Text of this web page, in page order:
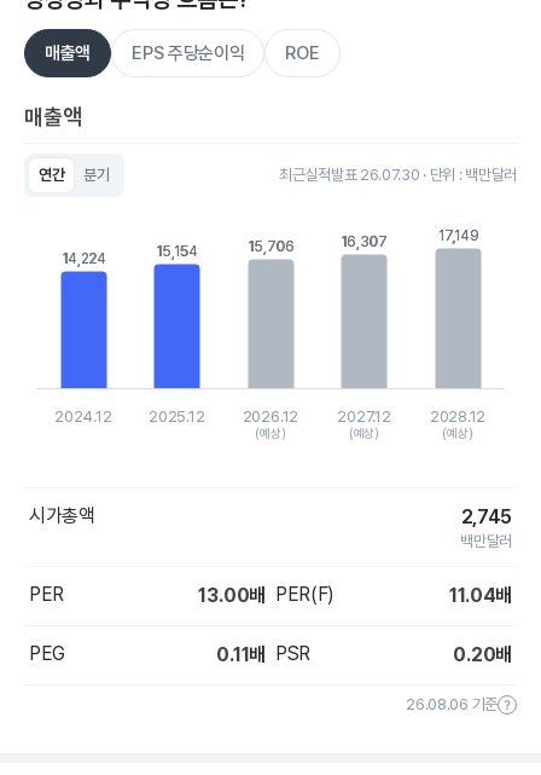
매출액 EPS 주당순이익 ROE
매출액
연간 분기 최근실적발표 26.07.30 · 단위 : 백만달러
View as data table, Chart
The chart has 1 X axis displaying categories.
14,224
14,224 15,154
15,154 15,706
15,706 16,307
16,307 17,149
17,149
2024.12 2025.12 2026.12
(예상)
2027.12
(예상)
2028.12
(예상)
시가총액 2,745
백만달러
PER 13.00배 PER(F) 11.04배
PEG 0.11배 PSR 0.20배
26.08.06 기준